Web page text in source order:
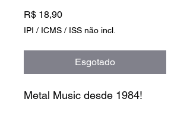
R$ 18,90Preço
IPI / ICMS / ISS não incl.
Esgotado
Metal Music desde 1984!